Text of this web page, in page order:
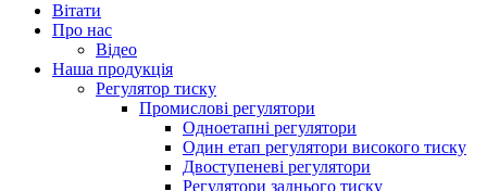
Вітати
Про нас
Відео
Наша продукція
Регулятор тиску
Промислові регулятори
Одноетапні регулятори
Один етап регулятори високого тиску
Двоступеневі регулятори
Регулятори заднього тиску